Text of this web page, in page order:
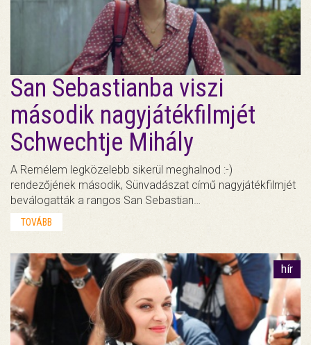
San Sebastianba viszi
második nagyjátékfilmjét
Schwechtje Mihály
A Remélem legközelebb sikerül meghalnod :-)
rendezőjének második, Sünvadászat című nagyjátékfilmjét
beválogatták a rangos San Sebastian…
TOVÁBB
hír